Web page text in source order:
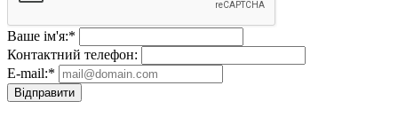
Ваше ім'я:*
Контактний телефон:
E-mail:*
Відправити